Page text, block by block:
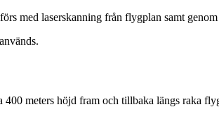
med laserskanning från flygplan samt
meters höjd fram och tillbaka längs raka